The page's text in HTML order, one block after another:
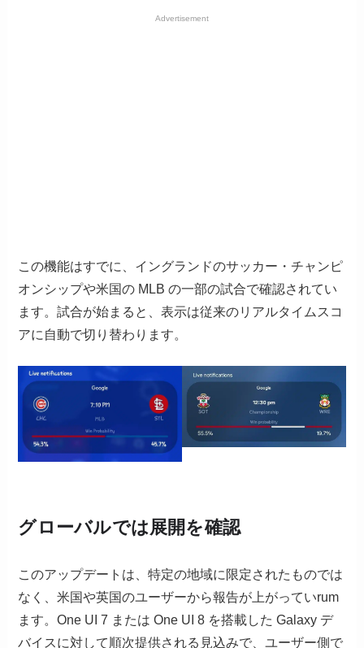
Advertisement
この機能はすでに、イングランドのサッカー・チャンピ
オンシップや米国の MLB の一部の試合で確認されてい
ます。試合が始まると、表示は従来のリアルタイムスコ
アに自動で切り替わります。
グローバルでは展開を確認
このアップデートは、特定の地域に限定されたものでは
なく、米国や英国のユーザーから報告が上がっていrum
ます。One UI 7 または One UI 8 を搭載した Galaxy デ
バイスに対して順次提供される見込みで、ユーザー側で